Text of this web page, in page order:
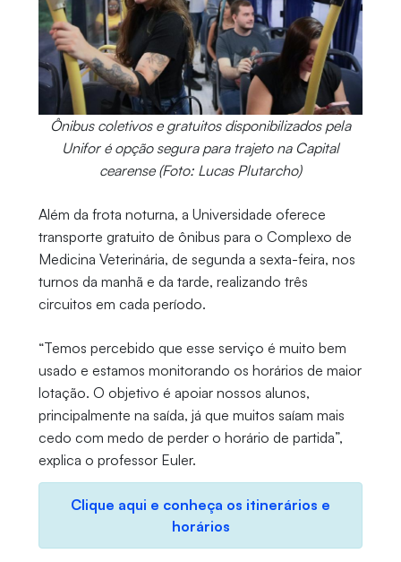
Ônibus coletivos e gratuitos disponibilizados pela
Unifor é opção segura para trajeto na Capital
cearense (Foto: Lucas Plutarcho)
Além da frota noturna, a Universidade oferece
transporte gratuito de ônibus para o Complexo de
Medicina Veterinária, de segunda a sexta-feira, nos
turnos da manhã e da tarde, realizando três
circuitos em cada período.
“Temos percebido que esse serviço é muito bem
usado e estamos monitorando os horários de maior
lotação. O objetivo é apoiar nossos alunos,
principalmente na saída, já que muitos saíam mais
cedo com medo de perder o horário de partida”,
explica o professor Euler.
Clique aqui e conheça os itinerários e
horários